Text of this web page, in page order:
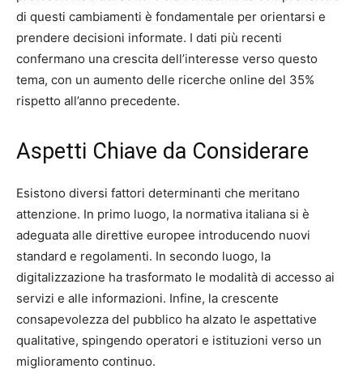
di questi cambiamenti è fondamentale per orientarsi e
prendere decisioni informate. I dati più recenti
confermano una crescita dell’interesse verso questo
tema, con un aumento delle ricerche online del 35%
rispetto all’anno precedente.
Aspetti Chiave da Considerare
Esistono diversi fattori determinanti che meritano
attenzione. In primo luogo, la normativa italiana si è
adeguata alle direttive europee introducendo nuovi
standard e regolamenti. In secondo luogo, la
digitalizzazione ha trasformato le modalità di accesso ai
servizi e alle informazioni. Infine, la crescente
consapevolezza del pubblico ha alzato le aspettative
qualitative, spingendo operatori e istituzioni verso un
miglioramento continuo.